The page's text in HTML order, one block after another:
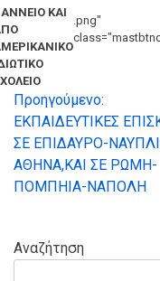
ΚΑΙ
.png"
Πλοήγηση
άρθρων
Προηγούμενο:
ΕΚΠΑΙΔΕΥΤΙΚΕΣ
ΣΕ ΕΠΙΔΑΥΡΟ-
ΑΘΗΝΑ,ΚΑΙ ΣΕ ΡΩΜΗ-
ΠΟΜΠΗΙΑ-ΝΑΠΟΛΗ
Αναζήτηση